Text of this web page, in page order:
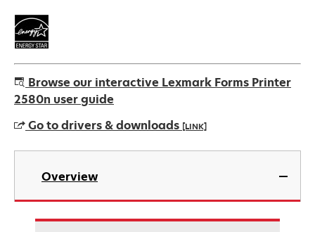
Browse our interactive Lexmark Forms Printer
2580n user guide
Go to drivers & downloads [LINK]
opens
new
Overview